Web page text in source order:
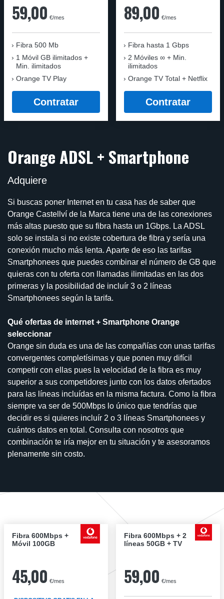
59,00 €/mes
Fibra 500 Mb
1 Móvil GB ilimitados +
Min. ilimitados
Orange TV Play
Contratar
89,00 €/mes
Fibra hasta 1 Gbps
2 Móviles ∞ + Min.
ilimitados
Orange TV Total + Netflix
Contratar
Orange ADSL + Smartphone
Adquiere
Si buscas poner Internet en tu casa has de saber que
Orange Castellví de la Marca tiene una de las conexiones
más altas puesto que su fibra hasta un 1Gbps. La ADSL
solo se instala si no existe cobertura de fibra y sería una
conexión mucho más lenta. Aparte de eso las tarifas
Smartphonees que puedes combinar el número de GB que
quieras con tu oferta con llamadas ilimitadas en las dos
primeras y la posibilidad de incluír 3 o 2 líneas
Smartphonees según la tarifa.
Qué ofertas de internet + Smartphone Orange
seleccionar
Orange sin duda es una de las compañías con unas tarifas
convergentes completísimas y que ponen muy difícil
competir con ellas pues la velocidad de la fibra es muy
superior a sus competidores junto con los datos ofertados
para las líneas incluídas en la misma factura. Como la fibra
siempre va ser de 500Mbps lo único que tendrías que
decidir es si quieres incluír 2 o 3 líneas Smartphonees y
cuántos datos en total. Consulta con nosotros que
combinación te iría mejor en tu situación y te asesoramos
plenamente sin costo.
Fibra 600Mbps +
Móvil 100GB
45,00 €/mes
Fibra 600Mbps + 2
líneas 50GB + TV
59,00 €/mes